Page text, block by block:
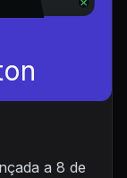
a 8 de